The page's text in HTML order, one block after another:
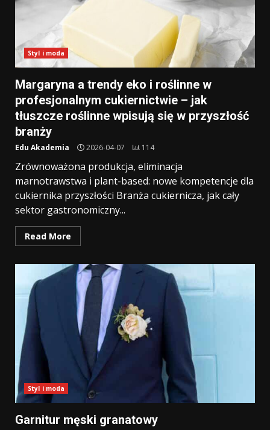
Styl i moda
Margaryna a trendy eko i roślinne w
profesjonalnym cukiernictwie – jak
tłuszcze roślinne wpisują się w przyszłość
branży
Edu Akademia 2026-04-07 114
Zrównoważona produkcja, eliminacja
marnotrawstwa i plant-based: nowe kompetencje dla
cukiernika przyszłości Branża cukiernicza, jak cały
sektor gastronomiczny...
Read More
Styl i moda
Garnitur męski granatowy